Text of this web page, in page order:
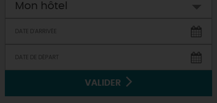
Mon hôtel
VALIDER